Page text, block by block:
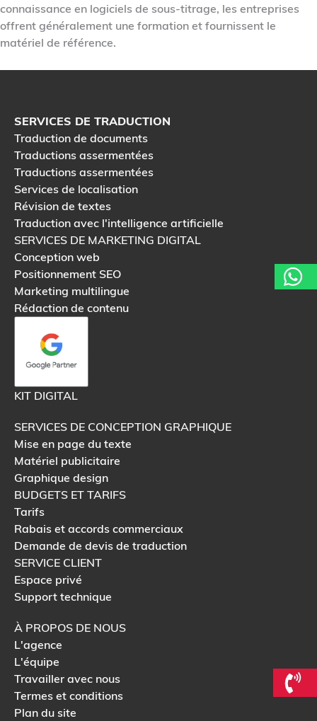
connaissance en logiciels de sous-titrage, les entreprises
offrent généralement une formation et fournissent le
matériel de référence.
SERVICES DE TRADUCTION
Traduction de documents
Traductions assermentées
Traductions assermentées
Services de localisation
Révision de textes
Traduction avec l'intelligence artificielle
SERVICES DE MARKETING DIGITAL
Conception web
Positionnement SEO
Marketing multilingue
Rédaction de contenu
KIT DIGITAL
SERVICES DE CONCEPTION GRAPHIQUE
Mise en page du texte
Matériel publicitaire
Graphique design
BUDGETS ET TARIFS
Tarifs
Rabais et accords commerciaux
Demande de devis de traduction
SERVICE CLIENT
Espace privé
Support technique
À PROPOS DE NOUS
L'agence
L'équipe
Travailler avec nous
Termes et conditions
Plan du site